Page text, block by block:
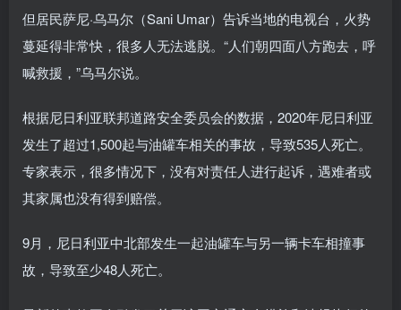
但居民萨尼·乌马尔（Sani Umar）告诉当地的电视台，火势
蔓延得非常快，很多人无法逃脱。“人们朝四面八方跑去，呼
喊救援，”乌马尔说。
根据尼日利亚联邦道路安全委员会的数据，2020年尼日利亚
发生了超过1,500起与油罐车相关的事故，导致535人死亡。
专家表示，很多情况下，没有对责任人进行起诉，遇难者或
其家属也没有得到赔偿。
9月，尼日利亚中北部发生一起油罐车与另一辆卡车相撞事
故，导致至少48人死亡。